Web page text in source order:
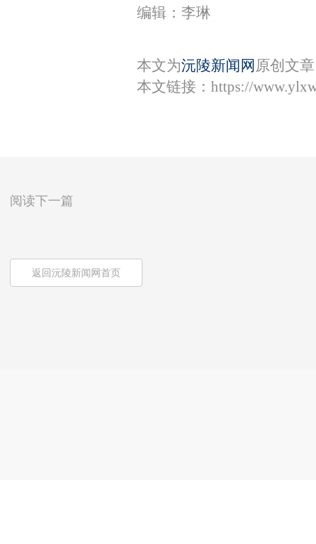
编辑：李琳
本文为沅陵新闻网 原创文
本文链接： https://
阅读下一篇
返回沅陵新闻网首页